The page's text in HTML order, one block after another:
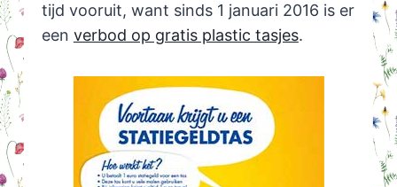
tijd vooruit, want sinds 1 januari 2016 is er
een verbod op gratis plastic tasjes.